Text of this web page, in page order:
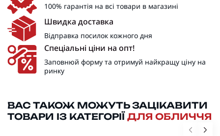
100% гарантія на всі товари в магазині
Швидка доставка
Відправка посилок кожного дня
Спеціальні ціни на опт!
Заповнюй форму та отримуй найкращу ціну на
ринку
ВАС ТАКОЖ МОЖУТЬ ЗАЦІКАВИТИ
ТОВАРИ ІЗ КАТЕГОРІЇ ДЛЯ ОБЛИЧЧЯ